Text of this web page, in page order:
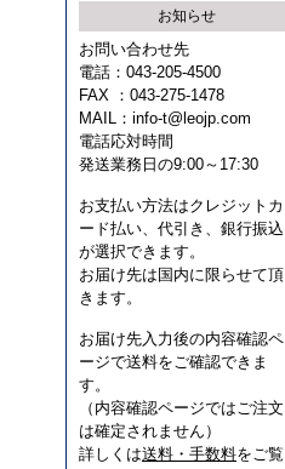
お知らせ
お問い合わせ先
電話：043-205-4500
FAX ：043-275-1478
MAIL： info-t@leojp.com
電話応対時間
発送業務日の9:00～17:30
お支払い方法はクレジットカ
ード払い、代引き、銀行振込
が選択できます。
お届け先は国内に限らせて頂
きます。
お届け先入力後の内容確認ペ
ージで送料をご確認できま
す。
（内容確認ページではご注文
は確定されません）
詳しくは送料・手数料をご覧